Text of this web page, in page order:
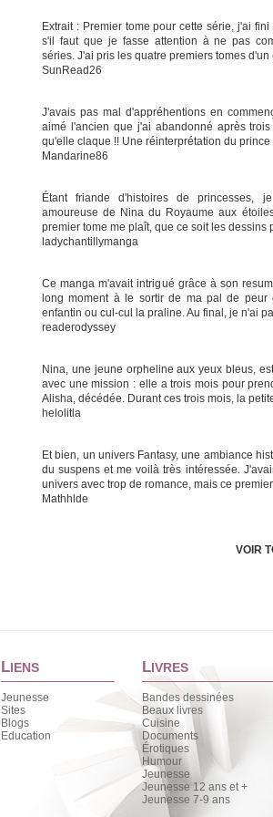
Extrait : Premier tome pour cette série, j'ai
s'il faut que je fasse attention à ne pas
séries. J'ai pris les quatre premiers tomes d'un
SunRead26
J'avais pas mal d'appréhentions en
aimé l'ancien que j'ai abandonné après
qu'elle claque !! Une réinterprétation du prince
Mandarine86
Étant friande d'histoires de princesses,
amoureuse de Nina du Royaume aux
premier tome me plaît, que ce soit les dessins
ladychantillymanga
Ce manga m'avait intrigué grâce à son
long moment à le sortir de ma pal de peur
enfantin ou cul-cul la praline. Au final, je n'ai
readerodyssey
Nina, une jeune orpheline aux yeux bleus,
avec une mission : elle a trois mois pour
Alisha, décédée. Durant ces trois mois, la
helolitla
Et bien, un univers Fantasy, une ambiance
du suspens et me voilà très intéressée.
univers avec trop de romance, mais ce
Mathhlde
VOIR
LIENS
Jeunesse
Sites
Blogs
Education
LIVRES
Bandes dessinées
Beaux livres
Cuisine
Documents
Érotiques
Humour
Jeunesse
Jeunesse 12 ans et +
Jeunesse 7-9 ans